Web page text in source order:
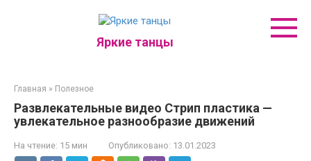
Яркие танцы
Главная » Полезное
Развлекательные видео Стрип пластика —
увлекательное разнообразие движений
На чтение: 15 мин Опубликовано: 13.01.2023